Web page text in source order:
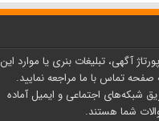
آگهی، تبلیغات بنری یا موارد این
صفحه تماس با ما مراجعه نمایید.
شبکه‌های اجتماعی و ایمیل آماده
شما هستند.